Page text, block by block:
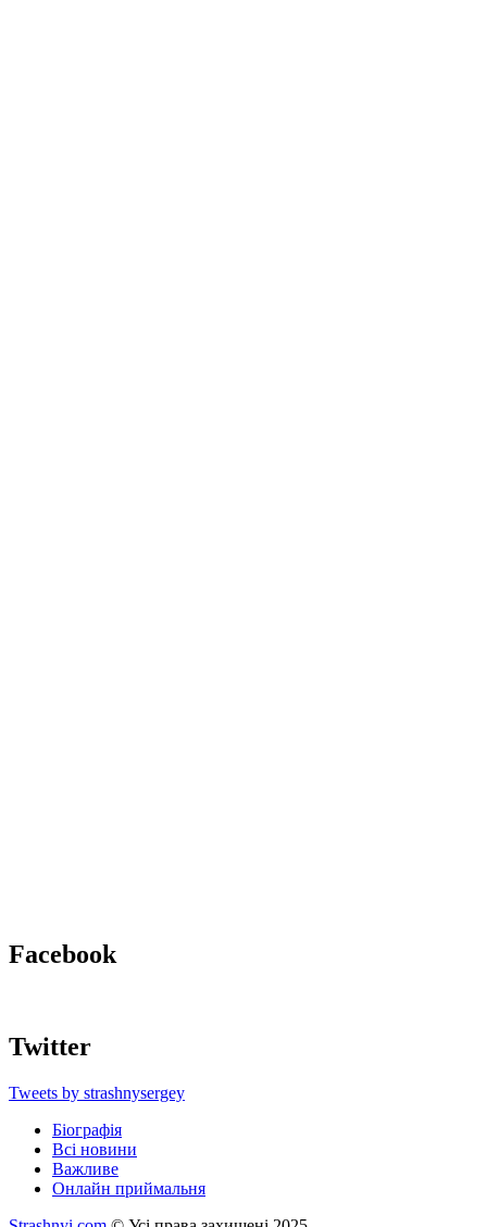
Facebook
Twitter
Tweets by strashnysergey
Біографія
Всі новини
Важливе
Онлайн приймальня